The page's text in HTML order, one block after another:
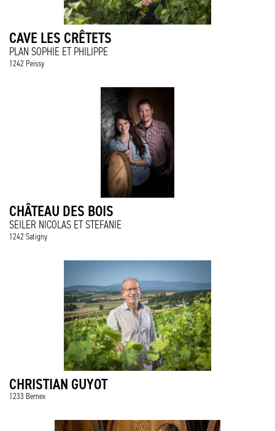
CAVE LES CRÊTETS
PLAN SOPHIE ET PHILIPPE
1242 Peissy
CHÂTEAU DES BOIS
SEILER NICOLAS ET STEFANIE
1242 Satigny
CHRISTIAN GUYOT
1233 Bernex